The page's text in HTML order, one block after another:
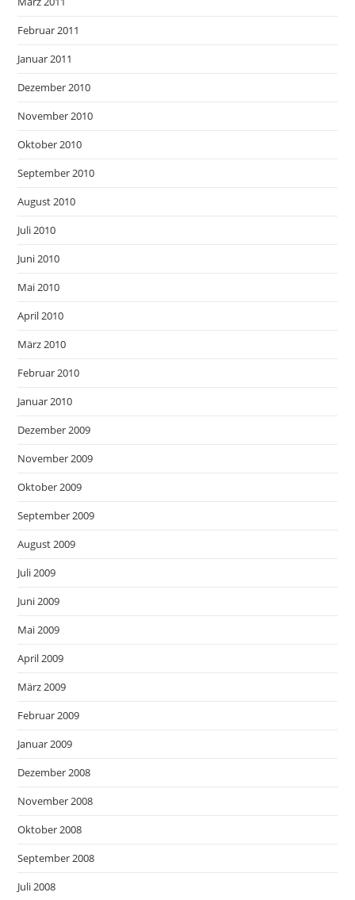
Februar 2011
Januar 2011
Dezember 2010
November 2010
Oktober 2010
September 2010
August 2010
Juli 2010
Juni 2010
Mai 2010
April 2010
März 2010
Februar 2010
Januar 2010
Dezember 2009
November 2009
Oktober 2009
September 2009
August 2009
Juli 2009
Juni 2009
Mai 2009
April 2009
März 2009
Februar 2009
Januar 2009
Dezember 2008
November 2008
Oktober 2008
September 2008
Juli 2008